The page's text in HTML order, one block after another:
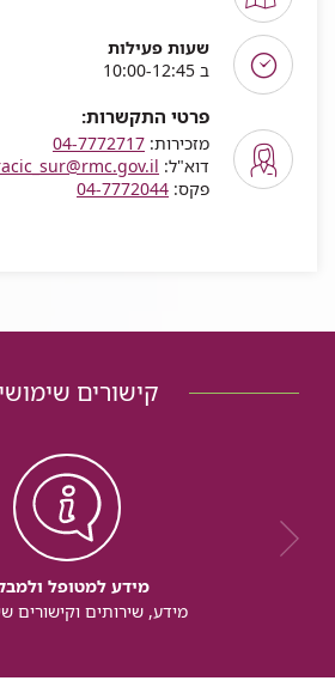
שעות פעילות
ב 10:00-12:45
פרטי התקשרות:
מזכירות: 04-7772717
דוא"ל:
פקס: 04-7772044
קישורים
מידע למטופל
מידע, שירותים וקישורים